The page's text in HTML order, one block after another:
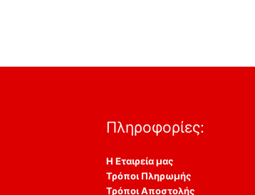
Πληροφορίες:
Η Εταιρεία μας
Τρόποι Πληρωμής
Τρόποι Αποστολής